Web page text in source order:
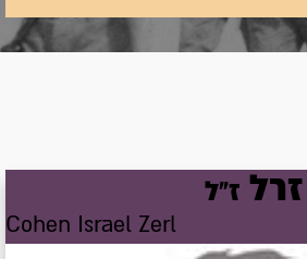
זרל ז"ל
Cohen Israel Zerl